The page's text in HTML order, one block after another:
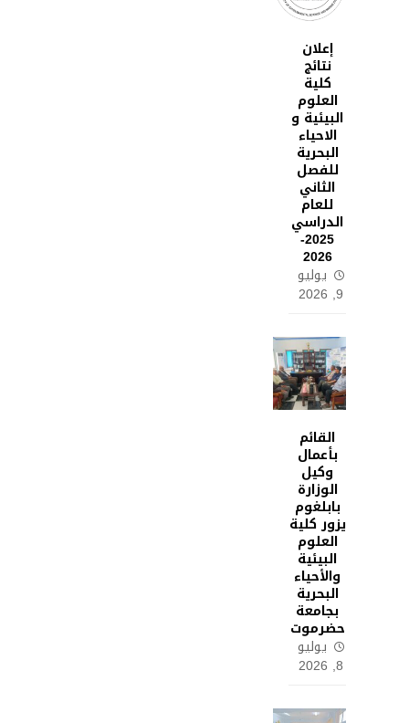
إعلان
نتائج
كلية
العلوم
البيئية و
الاحياء
البحرية
للفصل
الثاني
للعام
الدراسي
2025-
2026
يوليو
9, 2026
القائم
بأعمال
وكيل
الوزارة
بابلغوم
يزور كلية
العلوم
البيئية
والأحياء
البحرية
بجامعة
حضرموت
يوليو
8, 2026